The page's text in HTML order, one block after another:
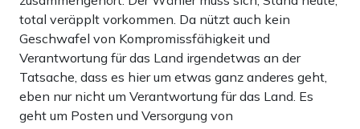
total veräpplt vorkommen. Da nützt auch kein
Geschwafel von Kompromissfähigkeit und
Verantwortung für das Land irgendetwas an der
Tatsache, dass es hier um etwas ganz anderes geht,
eben nur nicht um Verantwortung für das Land. Es
geht um Posten und Versorgung von